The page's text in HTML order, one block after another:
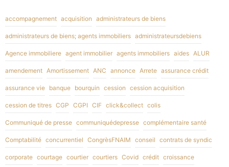
accompagnement acquisition administrateurs de biens
administrateurs de biens; agents immobiliers administrateursdebiens
Agence immobiliere agent immobilier agents immobiliers aides ALUR
amendement Amortissement ANC annonce Arrete assurance crédit
assurance vie banque bourquin cession cession acquisition
cession de titres CGP CGPI CIF click&collect colis
Communiqué de presse communiquédepresse complémentaire santé
Comptabilité concurrentiel CongrèsFNAIM conseil contrats de syndic
corporate courtage courtier courtiers Covid crédit croissance